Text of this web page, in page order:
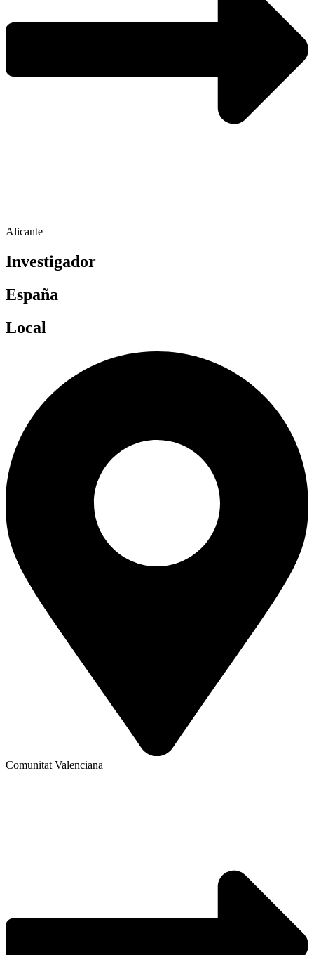
Alicante
Investigador
España
Local
Comunitat Valenciana